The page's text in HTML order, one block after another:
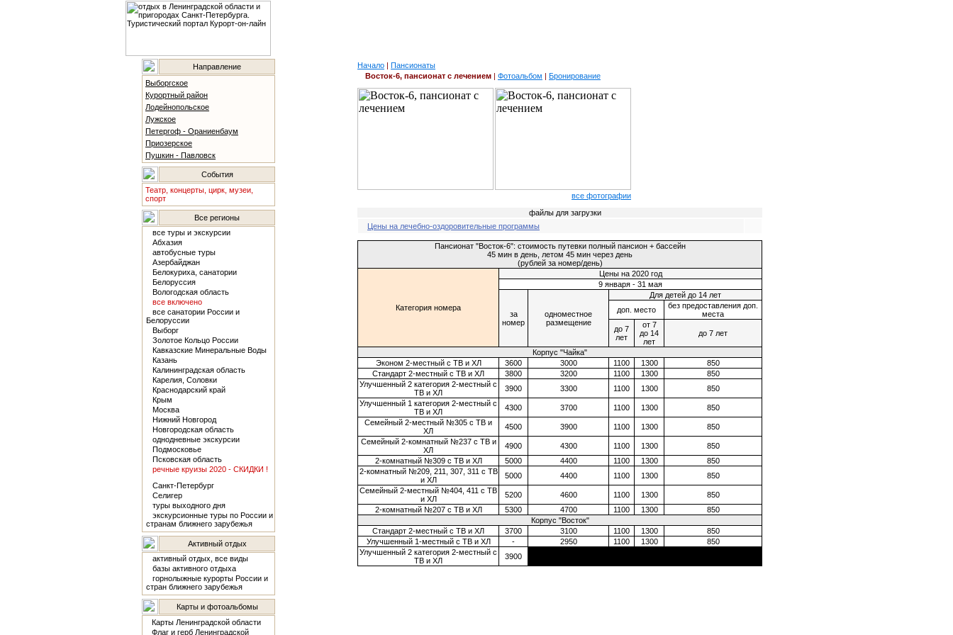
Направление
Выборгское
Курортный район
Лодейнопольское
Лужское
Петергоф - Ораниенбаум
Приозерское
Пушкин - Павловск
События
Театр, концерты, цирк, музеи,
спорт
Все регионы
все туры и экскурсии
Абхазия
автобусные туры
Азербайджан
Белокуриха, санатории
Белоруссия
Вологодская область
все включено
все санатории России и
Белоруссии
Выборг
Золотое Кольцо России
Кавказские Минеральные Воды
Казань
Калининградская область
Карелия, Соловки
Краснодарский край
Крым
Москва
Нижний Новгород
Новгородская область
однодневные экскурсии
Подмосковье
Псковская область
речные круизы 2020 - СКИДКИ !
Санкт-Петербург
Селигер
туры выходного дня
экскурсионные туры по России и
странам ближнего зарубежья
Активный отдых
активный отдых, все виды
базы активного отдыха
горнолыжные курорты России и
стран ближнего зарубежья
Карты и фотоальбомы
Карты Ленинградской области
Флаг и герб Ленинградской
Начало | Пансионаты
Восток-6, пансионат с лечением | Фотоальбом | Бронирование
все фотографии
файлы для загрузки
Цены на лечебно-оздоровительные программы
Пансионат "Восток-6": стоимость путевки полный пансион + бассейн
45 мин в день, летом 45 мин через день
(рублей за номер/день)
Категория номера
Цены на 2020 год
9 января - 31 мая
за
номер
одноместное
размещение
Для детей до 14 лет
доп. место
без предоставления доп.
места
до 7
лет
от 7
до 14
лет
до 7 лет
Корпус "Чайка"
Эконом 2-местный с ТВ и ХЛ
3600 3000 1100 1300
850
Стандарт 2-местный с ТВ и ХЛ
3800 3200 1100 1300
850
Улучшенный 2 категория 2-местный с
ТВ и ХЛ
3900 3300 1100 1300
850
Улучшенный 1 категория 2-местный с
ТВ и ХЛ
4300 3700 1100 1300
850
Семейный 2-местный №305 с ТВ и
ХЛ
4500 3900 1100 1300
850
Семейный 2-комнатный №237 с ТВ и
ХЛ
4900 4300 1100 1300
850
2-комнатный №309 с ТВ и ХЛ
5000 4400 1100 1300
850
2-комнатный №209, 211, 307, 311 с ТВ
и ХЛ
5000 4400 1100 1300
850
Семейный 2-местный №404, 411 с ТВ
и ХЛ
5200 4600 1100 1300
850
2-комнатный №207 с ТВ и ХЛ
5300 4700 1100 1300
850
Корпус "Восток"
Стандарт 2-местный с ТВ и ХЛ
3700 3100 1100 1300
850
Улучшенный 1-местный с ТВ и ХЛ
- 2950 1100 1300
850
Улучшенный 2 категория 2-местный с
ТВ и ХЛ
3900